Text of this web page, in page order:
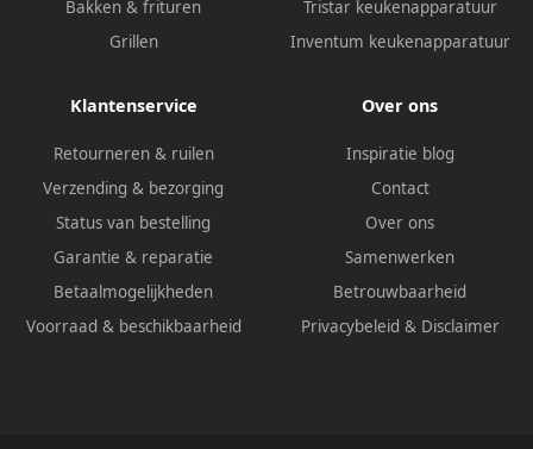
Bakken & frituren
Grillen
Tristar keukenapparatuur
Inventum keukenapparatuur
Klantenservice
Retourneren & ruilen
Verzending & bezorging
Status van bestelling
Garantie & reparatie
Betaalmogelijkheden
Voorraad & beschikbaarheid
Over ons
Inspiratie blog
Contact
Over ons
Samenwerken
Betrouwbaarheid
Privacybeleid & Disclaimer